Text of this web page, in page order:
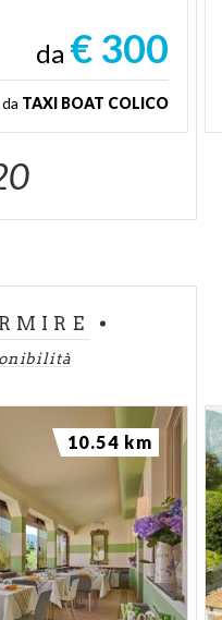
da € 300
da TAXI BOAT COLICO
10.54 km